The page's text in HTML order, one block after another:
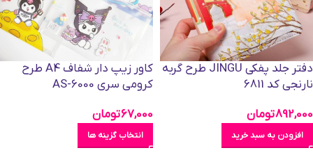
دفتر جلد پفکی JINGU طرح گربه
نارنجی کد 6811
892,000تومان
افزودن به سبد خرید
کاور زیپ دار شفاف A4 طرح
کرومی سری AS-6000
67,000تومان
انتخاب گزینه ها